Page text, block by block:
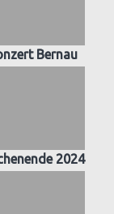
Bernau
2024